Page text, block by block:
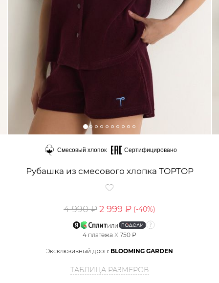
Смесовый хлопок Сертифицировано
Рубашка из смесового хлопка TOPTOP
4 990 ₽2 999 ₽ (-40%)
или
4 платежа X 750 ₽
Эксклюзивный дроп: BLOOMING GARDEN
ТАБЛИЦА РАЗМЕРОВ